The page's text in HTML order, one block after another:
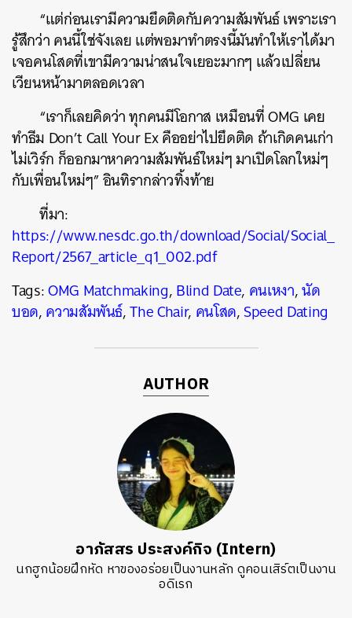
“แต่ก่อนเรามีความยึดติดกับความสัมพันธ์ เพราะเรา
รู้สึกว่า คนนี้ใช่จังเลย แต่พอมาทำตรงนี้มันทำให้เราได้มา
เจอคนโสดที่เขามีความน่าสนใจเยอะมากๆ แล้วเปลี่ยน
เวียนหน้ามาตลอดเวลา
“เราก็เลยคิดว่า ทุกคนมีโอกาส เหมือนที่ OMG เคย
ทำธีม Don’t Call Your Ex คืออย่าไปยึดติด ถ้าเกิดคนเก่า
ไม่เวิร์ก ก็ออกมาหาความสัมพันธ์ใหม่ๆ มาเปิดโลกใหม่ๆ
กับเพื่อนใหม่ๆ” อินทิรากล่าวทิ้งท้าย
ที่มา:
https://www.nesdc.go.th/download/Social/Social_
Report/2567_article_q1_002.pdf
Tags:OMG Matchmaking,Blind Date, คนเหงา,นัด
บอด,ความสัมพันธ์,The Chair, คนโสด,Speed Dating
AUTHOR
อาภัสสร ประสงค์กิจ (Intern)
นกฮูกน้อยฝึกหัด หาของอร่อยเป็นงานหลัก ดูคอนเสิร์ตเป็นงาน
อดิเรก